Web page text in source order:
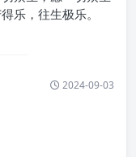
乐，往生极乐。
2024-09-03